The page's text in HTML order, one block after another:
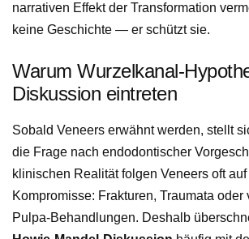
narrativen Effekt der Transformation
keine Geschichte — er schützt sie.
Warum Wurzelkanal-
Diskussion eintreten
Sobald Veneers erwähnt werden, stellt
die Frage nach endodontischer
klinischen Realität folgen Veneers oft
Kompromisse: Frakturen, Traumata
Pulpa-Behandlungen. Deshalb